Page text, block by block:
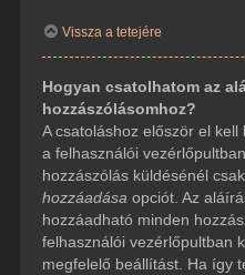
Vissza a tetejére
Hogyan csatolhatom az
hozzászólásomhoz?
A csatoláshoz először el
a felhasználói
hozzászólás küldésénél
hozzáadása opciót. Az
hozzáadható minden
felhasználói vezérlőpultban
megfelelő beállítást. Ha így